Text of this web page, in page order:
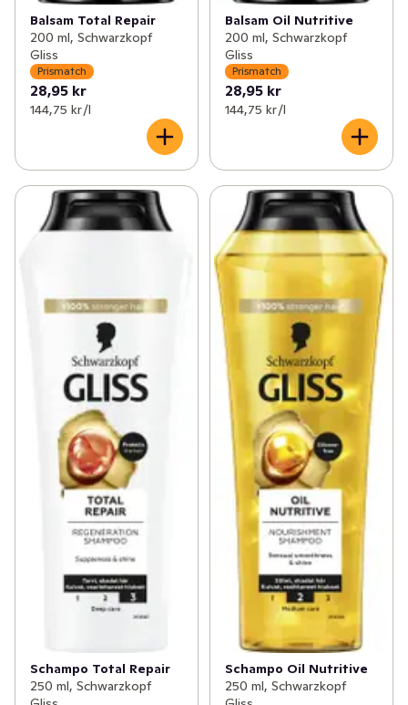
Balsam Total Repair
200 ml, Schwarzkopf
Gliss
Prismatch
28,95 kr
144,75 kr /l
Balsam Oil Nutritive
200 ml, Schwarzkopf
Gliss
Prismatch
28,95 kr
144,75 kr /l
Schampo Total Repair
250 ml, Schwarzkopf
Schampo Oil Nutritive
250 ml, Schwarzkopf